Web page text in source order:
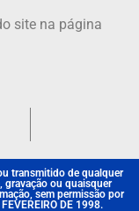
site na página
transmitido de qualquer
ou quaisquer
sem permissão por
DE 1998.